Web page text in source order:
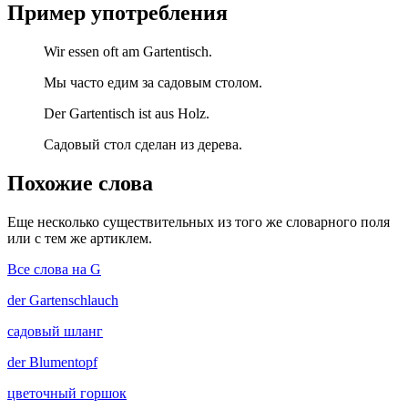
Пример употребления
Wir essen oft am Gartentisch.
Мы часто едим за садовым столом.
Der Gartentisch ist aus Holz.
Садовый стол сделан из дерева.
Похожие слова
Еще несколько существительных из того же словарного поля
или с тем же артиклем.
Все слова на G
derGartenschlauch
садовый шланг
derBlumentopf
цветочный горшок